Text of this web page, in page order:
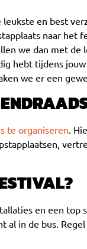
en best
naar het
we dan met de
hebt tijdens
we er een
te organiseren .
en een
in de bus.